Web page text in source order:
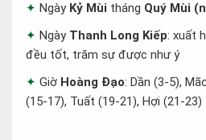
Ngày Kỷ Mùi tháng Quý Mùi
Ngày Thanh Long Kiếp: xuất
đều tốt, trăm sự được như ý
Giờ Hoàng Đạo: Dần (3-5),
(15-17), Tuất (19-21), Hợi (21-23)